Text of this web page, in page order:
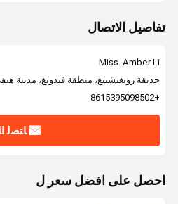
تفاصيل الاتصال
Miss. Amber Li
حديقة رونغتشينغ، منطقة فيدونغ، مدينة
+8615395098502
ﺎﺘﺼﻟ
احصل على افضل سعر ل